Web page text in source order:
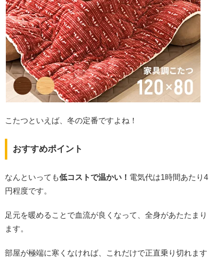
こたつといえば、冬の定番ですよね！
おすすめポイント
なんといっても低コストで温かい！ 電気代は1時間あたり4
円程度です。
足元を暖めることで血流が良くなって、全身があたたまり
ます。
部屋が極端に寒くなければ、これだけで正直乗り切れます